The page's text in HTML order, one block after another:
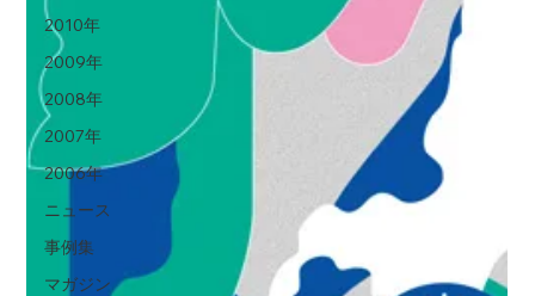
2010年
2009年
2008年
2007年
2006年
ニュース
事例集
マガジン